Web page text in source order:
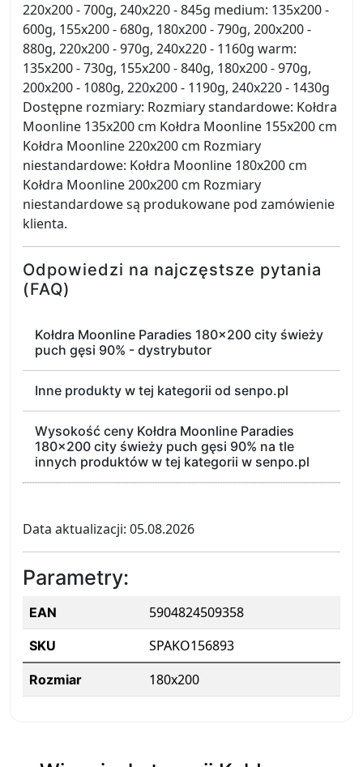
220x200 - 700g, 240x220 - 845g medium: 135x200 -
600g, 155x200 - 680g, 180x200 - 790g, 200x200 -
880g, 220x200 - 970g, 240x220 - 1160g warm:
135x200 - 730g, 155x200 - 840g, 180x200 - 970g,
200x200 - 1080g, 220x200 - 1190g, 240x220 - 1430g
Dostępne rozmiary: Rozmiary standardowe: Kołdra
Moonline 135x200 cm Kołdra Moonline 155x200 cm
Kołdra Moonline 220x200 cm Rozmiary
niestandardowe: Kołdra Moonline 180x200 cm
Kołdra Moonline 200x200 cm Rozmiary
niestandardowe są produkowane pod zamówienie
klienta.
Odpowiedzi na najczęstsze pytania
(FAQ)
Kołdra Moonline Paradies 180x200 city świeży
puch gęsi 90% - dystrybutor
Inne produkty w tej kategorii od senpo.pl
Wysokość ceny Kołdra Moonline Paradies
180x200 city świeży puch gęsi 90% na tle
innych produktów w tej kategorii w senpo.pl
Data aktualizacji: 05.08.2026
Parametry:
EAN 5904824509358
SKU SPAKO156893
Rozmiar 180x200